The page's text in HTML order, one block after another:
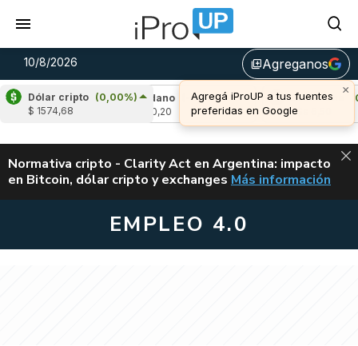
10/8/2026 library_addAgreganos
×
Agregá iProUP a tus fuentes
preferidas en Google
Dólar cripto (0,00%)
$ 1574,68
Cardano
(-0,78%)
Avalanche
u$s 6,50
ALERTA
Normativa cripto - Clarity Act en Argentina: impacto
en Bitcoin, dólar cripto y exchanges CLARITY ACT EN
Más información
EMPLEO 4.0